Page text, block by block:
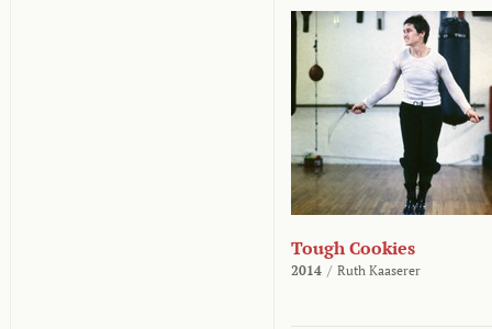
Tough Cookies
2014 / Ruth Kaaserer